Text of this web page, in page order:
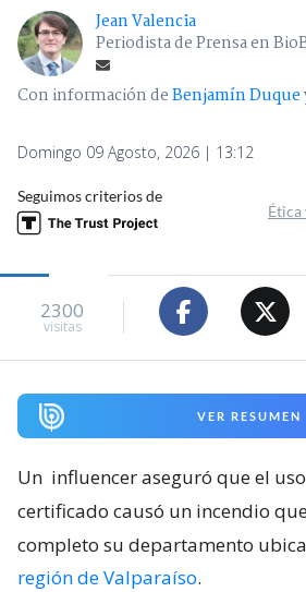
Jean Valencia
Periodista de Prensa en
Con información deBenjamín Duque
Domingo 09 Agosto, 2026 | 13:12
Seguimos criterios de
Ética
2300
visitas
VER RESUMEN
Un influencer aseguró que el
certificado causó un incendio
completo su departamento
región de Valparaíso.